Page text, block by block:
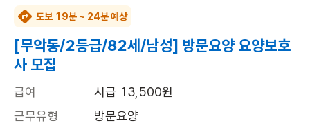
도보 19분 ~ 24분 예상
[무악동/2등급/82세/남성] 방문요양 요양보호
사 모집
급여
시급 13,500원
근무유형
방문요양